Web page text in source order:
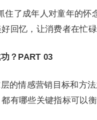
了成年人对童年的怀
回忆，让消费者在忙
？ PART 03
的情感营销目标和方
有哪些关键指标可以衡